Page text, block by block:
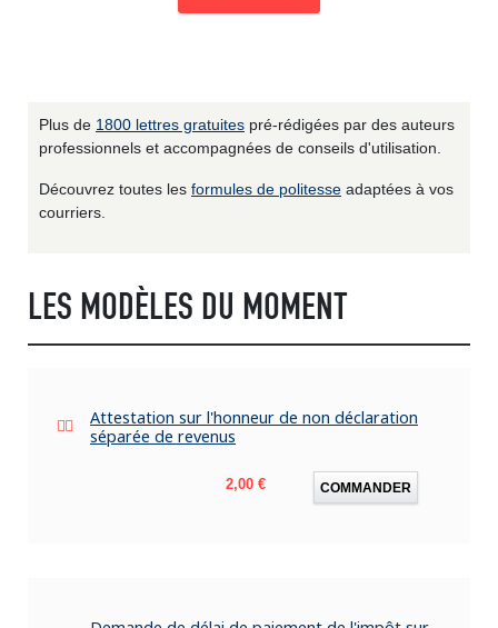
Plus de 1800 lettres gratuites pré-rédigées par des auteurs
professionnels et accompagnées de conseils d'utilisation.
Découvrez toutes les formules de politesse adaptées à vos
courriers.
LES MODÈLES DU MOMENT
Attestation sur l'honneur de non déclaration
séparée de revenus
Prix
2,00 € COMMANDER